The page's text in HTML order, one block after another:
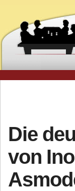
Die
von